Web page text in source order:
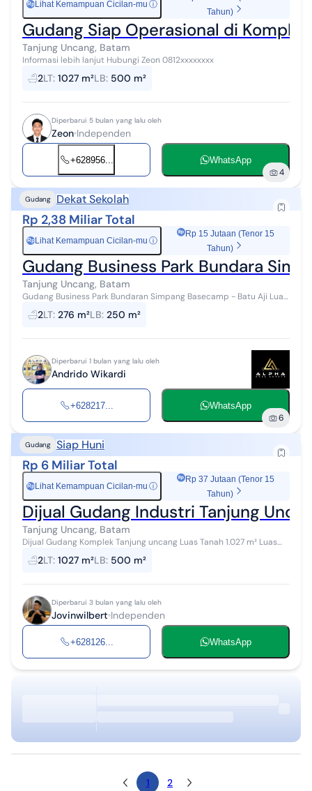
Rp Lihat Kemampuan Cicilan-mu ⓘ
Tahun)
Gudang Siap Operasional di
Tanjung Uncang, Batam
Informasi lebih lanjut Hubungi Zeon 0812xxxxxxxx
2LT: 1027 m²LB: 500 m²
Diperbarui 5 bulan yang lalu oleh
Zeon Independen
+628956... WhatsApp
4
Gudang Dekat Sekolah
Rp 2,38 Miliar Total
Rp Lihat Kemampuan Cicilan-mu ⓘ
Rp 15 Jutaan (Tenor 15
Tahun)
Gudang Business Park Bundara
Tanjung Uncang, Batam
Gudang Business Park Bundaran Simpang Basecamp - Batu Aji Luas
Tanah 276 m m² | Bangunan 250 m² Ukuran Tanah 12 x 23 Mtr |
Bangunan 12 x 18 Mt...
2LT: 276 m²LB: 250 m²
Diperbarui 1 bulan yang lalu oleh
Andrido Wikardi
+628217... WhatsApp
6
Gudang Siap Huni
Rp 6 Miliar Total
Rp Lihat Kemampuan Cicilan-mu ⓘ
Rp 37 Jutaan (Tenor 15
Tahun)
Dijual Gudang Industri Tanjung
Tanjung Uncang, Batam
Dijual Gudang Komplek Tanjung uncang Luas Tanah 1.027 m² Luas
2LT: 1027 m²LB: 500 m²
Diperbarui 3 bulan yang lalu oleh
Jovinwilbert Independen
+628126... WhatsApp
1 2